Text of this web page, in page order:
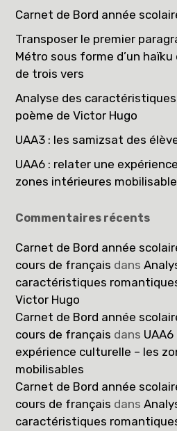
Carnet de Bord année
Transposer le premier
Métro sous forme d’un haïku
de trois vers
Analyse des
poème de Victor Hugo
UAA3 : les samizsat des
UAA6 : relater une
zones intérieures
Commentaires récents
Carnet de Bord année
cours de français dans
caractéristiques
Victor Hugo
Carnet de Bord année
cours de français dans
expérience culturelle – les
mobilisables
Carnet de Bord année
cours de français dans
caractéristiques